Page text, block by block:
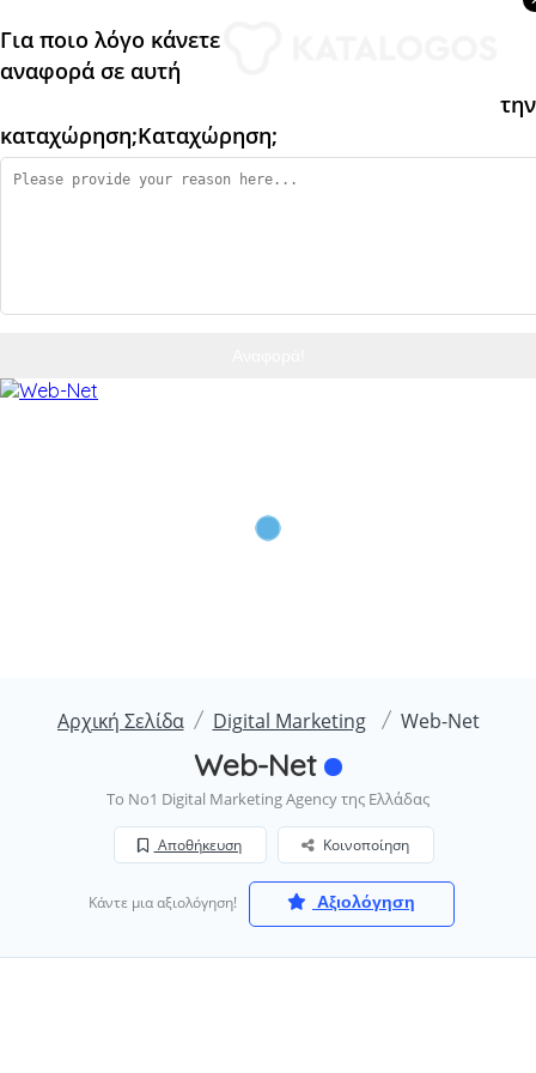
Για ποιο λόγο κάνετε
αναφορά σε αυτή
την
καταχώρηση;Καταχώρηση;
Αρχική Σελίδα Digital Marketing Web-Net
Web-Net
Το No1 Digital Marketing Agency της Ελλάδας
Αποθήκευση Κοινοποίηση
Κάντε μια αξιολόγηση! Αξιολόγηση